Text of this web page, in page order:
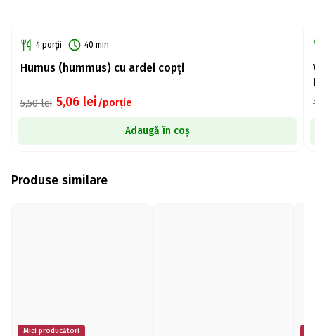
4 porții 40 min
Humus (hummus) cu ardei copți
5,50lei 5,06 lei/porție
Adaugă în coș
Produse similare
Mici producători